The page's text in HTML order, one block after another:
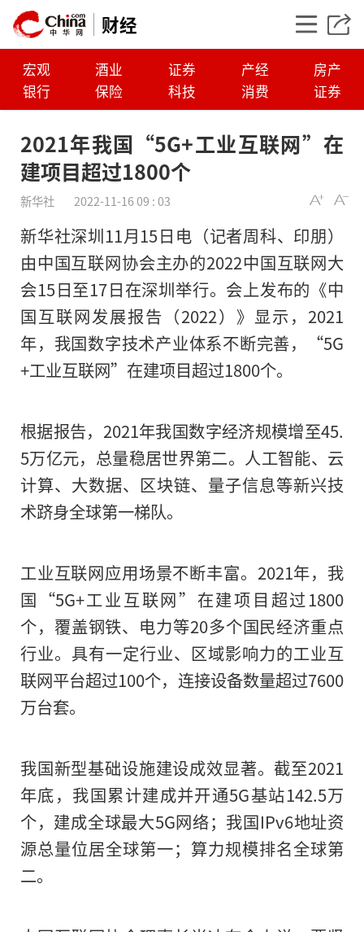
财经
宏观 酒业 证券 产经
房产
银行
保险 科技 消费 证券
2021年我国“5G+
网”在建项目超过
2021年，我国数字技术产
善，“5G+工业互联网”在
个。
长按二维码
2021年我国“5G+工业互联网”在
建项目超过1800个
新华社 2022-11-16 09 : 03
新华社深圳11月15日电（记者周科、印朋）
由中国互联网协会主办的2022中国互联网大
会15日至17日在深圳举行。会上发布的《中
国互联网发展报告（2022）》显示，2021
年，我国数字技术产业体系不断完善，“5G
+工业互联网”在建项目超过1800个。
根据报告，2021年我国数字经济规模增至45.
5万亿元，总量稳居世界第二。人工智能、云
计算、大数据、区块链、量子信息等新兴技
术跻身全球第一梯队。
工业互联网应用场景不断丰富。2021年，我
国“5G+工业互联网”在建项目超过1800
个，覆盖钢铁、电力等20多个国民经济重点
行业。具有一定行业、区域影响力的工业互
联网平台超过100个，连接设备数量超过7600
万台套。
我国新型基础设施建设成效显著。截至2021
年底，我国累计建成并开通5G基站142.5万
个，建成全球最大5G网络；我国IPv6地址资
源总量位居全球第一；算力规模排名全球第
二。